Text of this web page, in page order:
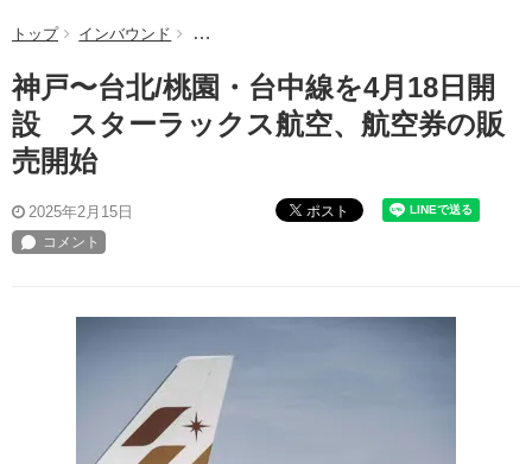
トップ インバウンド 神戸〜台北/桃園・台中線を4月18日開設 スタ
神戸〜台北/桃園・台中線を4月18日開
設 スターラックス航空、航空券の販
売開始
2025年2月15日 ポスト